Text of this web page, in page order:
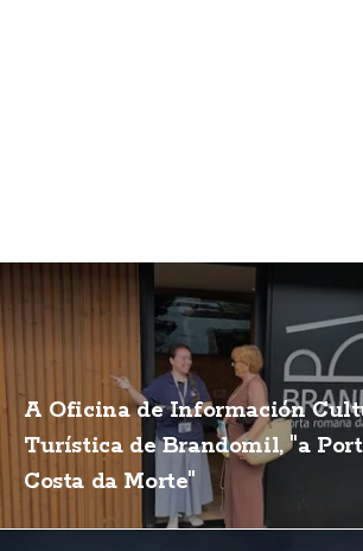
A Oficina de Información
Turística de Brandomil, "a
Costa da Morte"